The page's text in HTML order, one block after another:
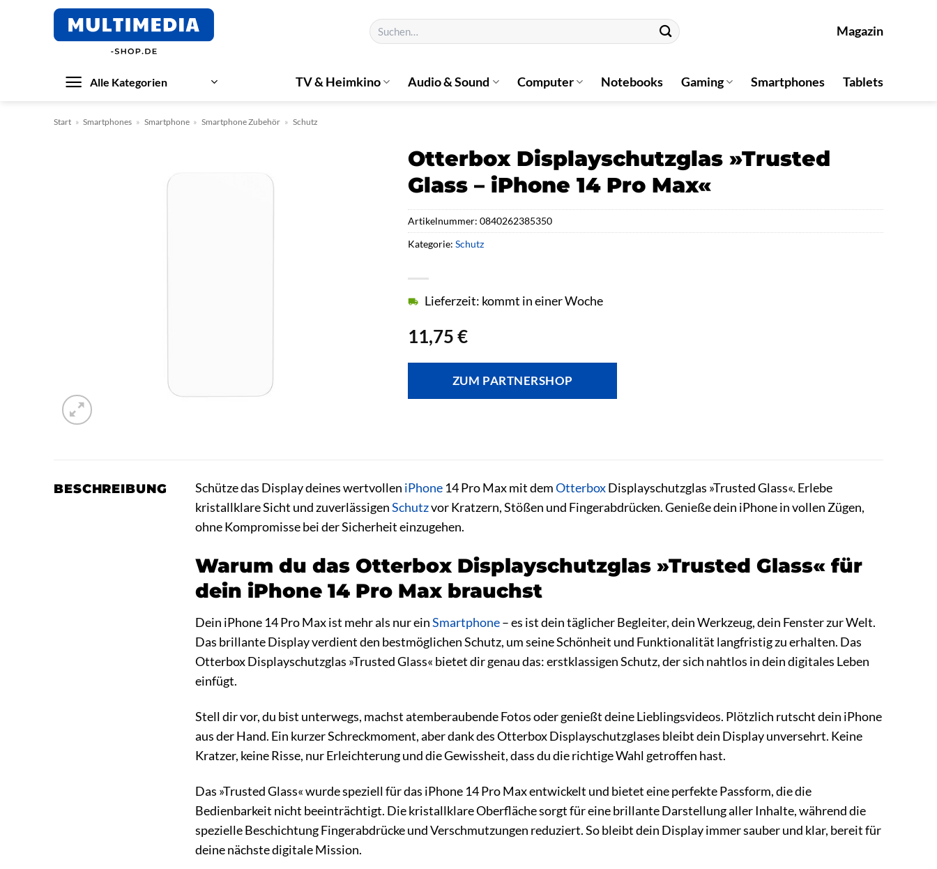
Suchen
nach:
Magazin
Alle Kategorien TV & Heimkino Audio & Sound Computer Notebooks Gaming Smartphones Tablets
Start » Smartphones » Smartphone » Smartphone Zubehör » Schutz
Otterbox Displayschutzglas »Trusted
Glass – iPhone 14 Pro Max«
11,75€
Lieferzeit: kommt in einer Woche
ZUM PARTNERSHOP
Artikelnummer:0840262385350
Kategorie:Schutz
BESCHREIBUNG Schütze das Display deines wertvollen iPhone 14 Pro Max mit demOtterboxDisplayschutzglas »Trusted Glass«. Erlebe
kristallklare Sicht und zuverlässigenSchutzvor Kratzern, Stößen und Fingerabdrücken. Genieße dein iPhone in vollen Zügen,
ohne Kompromisse bei der Sicherheit einzugehen.
Warum du das Otterbox Displayschutzglas »Trusted Glass« für
dein iPhone 14 Pro Max brauchst
Dein iPhone 14 Pro Max ist mehr als nur einSmartphone– es ist dein täglicher Begleiter, dein Werkzeug, dein Fenster zur Welt.
Das brillante Display verdient den bestmöglichen Schutz, um seine Schönheit und Funktionalität langfristig zu erhalten. Das
Otterbox Displayschutzglas »Trusted Glass« bietet dir genau das: erstklassigen Schutz, der sich nahtlos in dein digitales Leben
einfügt.
Stell dir vor, du bist unterwegs, machst atemberaubende Fotos oder genießt deine Lieblingsvideos. Plötzlich rutscht dein iPhone
aus der Hand. Ein kurzer Schreckmoment, aber dank des Otterbox Displayschutzglases bleibt dein Display unversehrt. Keine
Kratzer, keine Risse, nur Erleichterung und die Gewissheit, dass du die richtige Wahl getroffen hast.
Das »Trusted Glass« wurde speziell für das iPhone 14 Pro Max entwickelt und bietet eine perfekte Passform, die die
Bedienbarkeit nicht beeinträchtigt. Die kristallklare Oberfläche sorgt für eine brillante Darstellung aller Inhalte, während die
spezielle Beschichtung Fingerabdrücke und Verschmutzungen reduziert. So bleibt dein Display immer sauber und klar, bereit für
deine nächste digitale Mission.